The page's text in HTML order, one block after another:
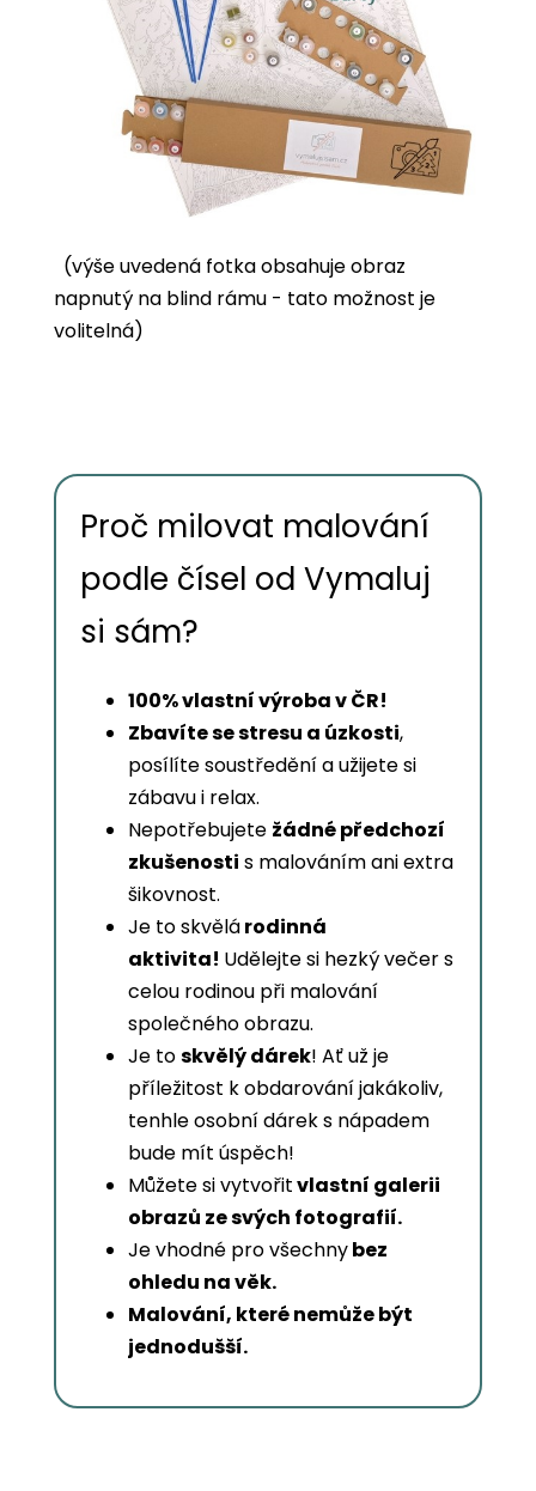
(výše uvedená fotka obsahuje obraz
napnutý na blind rámu - tato možnost je
volitelná)
Proč milovat malování
podle čísel od Vymaluj
si sám?
100% vlastní výroba v ČR!
Zbavíte se stresu a úzkosti,
posílíte soustředění a užijete si
zábavu i relax.
Nepotřebujete žádné předchozí
zkušenosti s malováním ani extra
šikovnost.
Je to skvělárodinná
aktivita! Udělejte si hezký večer s
celou rodinou při malování
společného obrazu.
Je toskvělý dárek! Ať už je
příležitost k obdarování jakákoliv,
tenhle osobní dárek s nápadem
bude mít úspěch!
Můžete si vytvořitvlastní galerii
obrazů ze svých fotografií.
Je vhodné pro všechnybez
ohledu na věk.
Malování, které nemůže být
jednodušší.